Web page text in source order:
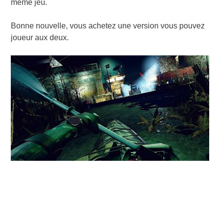
même jeu.
Bonne nouvelle, vous achetez une version vous pouvez
joueur aux deux.